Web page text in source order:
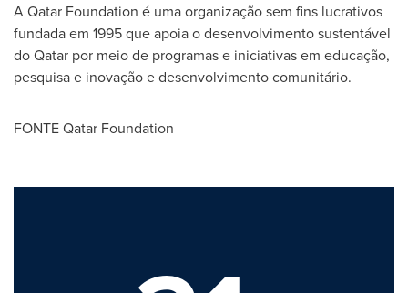
A Qatar Foundation é uma organização sem fins lucrativos
fundada em 1995 que apoia o desenvolvimento sustentável
doQatar por meio de programas e iniciativas em educação,
pesquisa e inovação e desenvolvimento comunitário.
FONTE Qatar Foundation